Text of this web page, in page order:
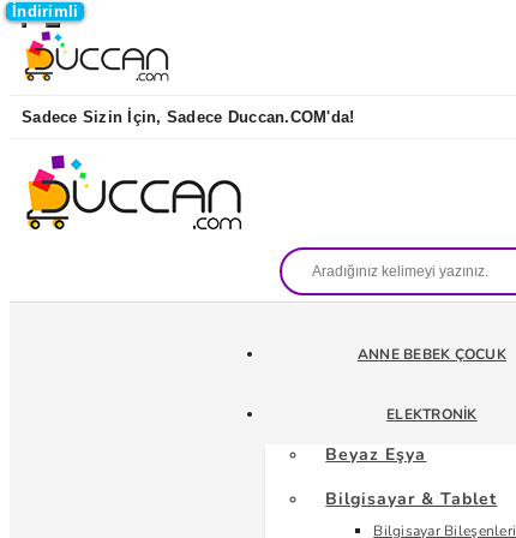
Sadece Sizin İçin, Sadece Duccan.COM'da!
ANNE BEBEK ÇOCUK
ELEKTRONIK
Beyaz Eşya
Bilgisayar & Tablet
Bilgisayar Bileşenleri
İndirimli
İndirimli
İndirimli
İndirimli